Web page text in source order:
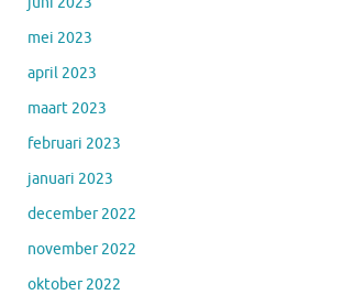
mei 2023
april 2023
maart 2023
februari 2023
januari 2023
december 2022
november 2022
oktober 2022